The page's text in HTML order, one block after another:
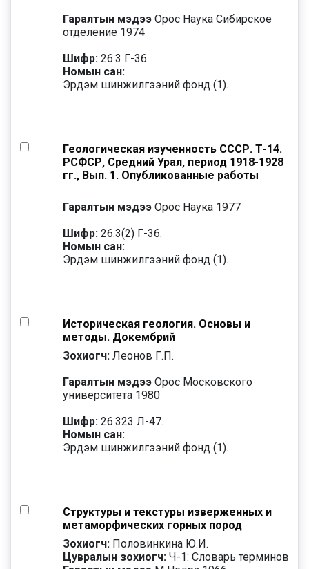
Гаралтын мэдээ Орос Наука Сибирское
отделение 1974
Шифр: 26.3 Г-36.
Номын сан:
Эрдэм шинжилгээний фонд (1).
Геологическая изученность СССР. Т-14.
РСФСР, Средний Урал, период 1918-1928
гг., Вып. 1. Опубликованные работы
Гаралтын мэдээ Орос Наука 1977
Шифр: 26.3(2) Г-36.
Номын сан:
Эрдэм шинжилгээний фонд (1).
Историческая геология. Основы и
методы. Докембрий
Зохиогч: Леонов Г.П.
Гаралтын мэдээ Орос Московского
университета 1980
Шифр: 26.323 Л-47.
Номын сан:
Эрдэм шинжилгээний фонд (1).
Структуры и текстуры изверженных и
метаморфических горных пород
Зохиогч: Половинкина Ю.И.
Цувралын зохиогч: Ч-1: Словарь терминов